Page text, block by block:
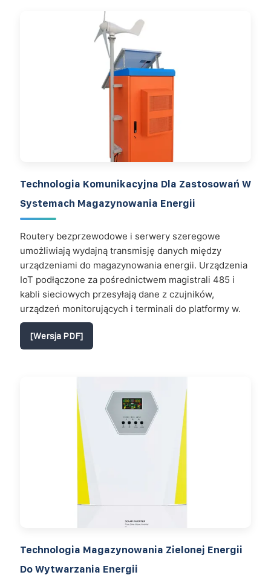
Technologia Komunikacyjna Dla Zastosowań W
Systemach Magazynowania Energii
Routery bezprzewodowe i serwery szeregowe
umożliwiają wydajną transmisję danych między
urządzeniami do magazynowania energii. Urządzenia
IoT podłączone za pośrednictwem magistrali 485 i
kabli sieciowych przesyłają dane z czujników,
urządzeń monitorujących i terminali do platformy w.
[Wersja PDF]
Technologia Magazynowania Zielonej Energii
Do Wytwarzania Energii